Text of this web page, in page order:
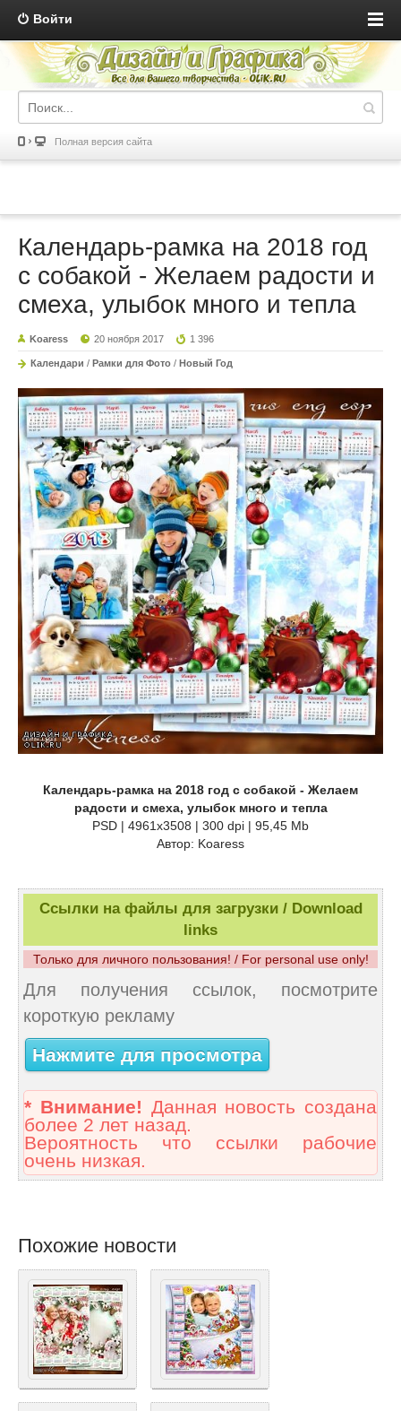
Войти
Полная версия сайта
Календарь-рамка на 2018 год
с собакой - Желаем радости и
смеха, улыбок много и тепла
Koaress 20 ноября 2017 1 396
Календари / Рамки для Фото / Новый Год
Календарь-рамка на 2018 год с собакой - Желаем
радости и смеха, улыбок много и тепла
PSD | 4961x3508 | 300 dpi | 95,45 Mb
Автор: Koaress
Ссылки на файлы для загрузки / Download
links
Только для личного пользования! / For personal use only!
Для получения ссылок, посмотрите
короткую рекламу
Нажмите для просмотра
* Внимание! Данная новость создана
более 2 лет назад.
Вероятность что ссылки рабочие
очень низкая.
Похожие новости